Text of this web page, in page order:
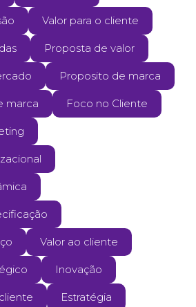
Valor para o cliente
Proposta de valor
Proposito de marca
marca Foco no Cliente
Valor ao cliente
Inovação
Estratégia